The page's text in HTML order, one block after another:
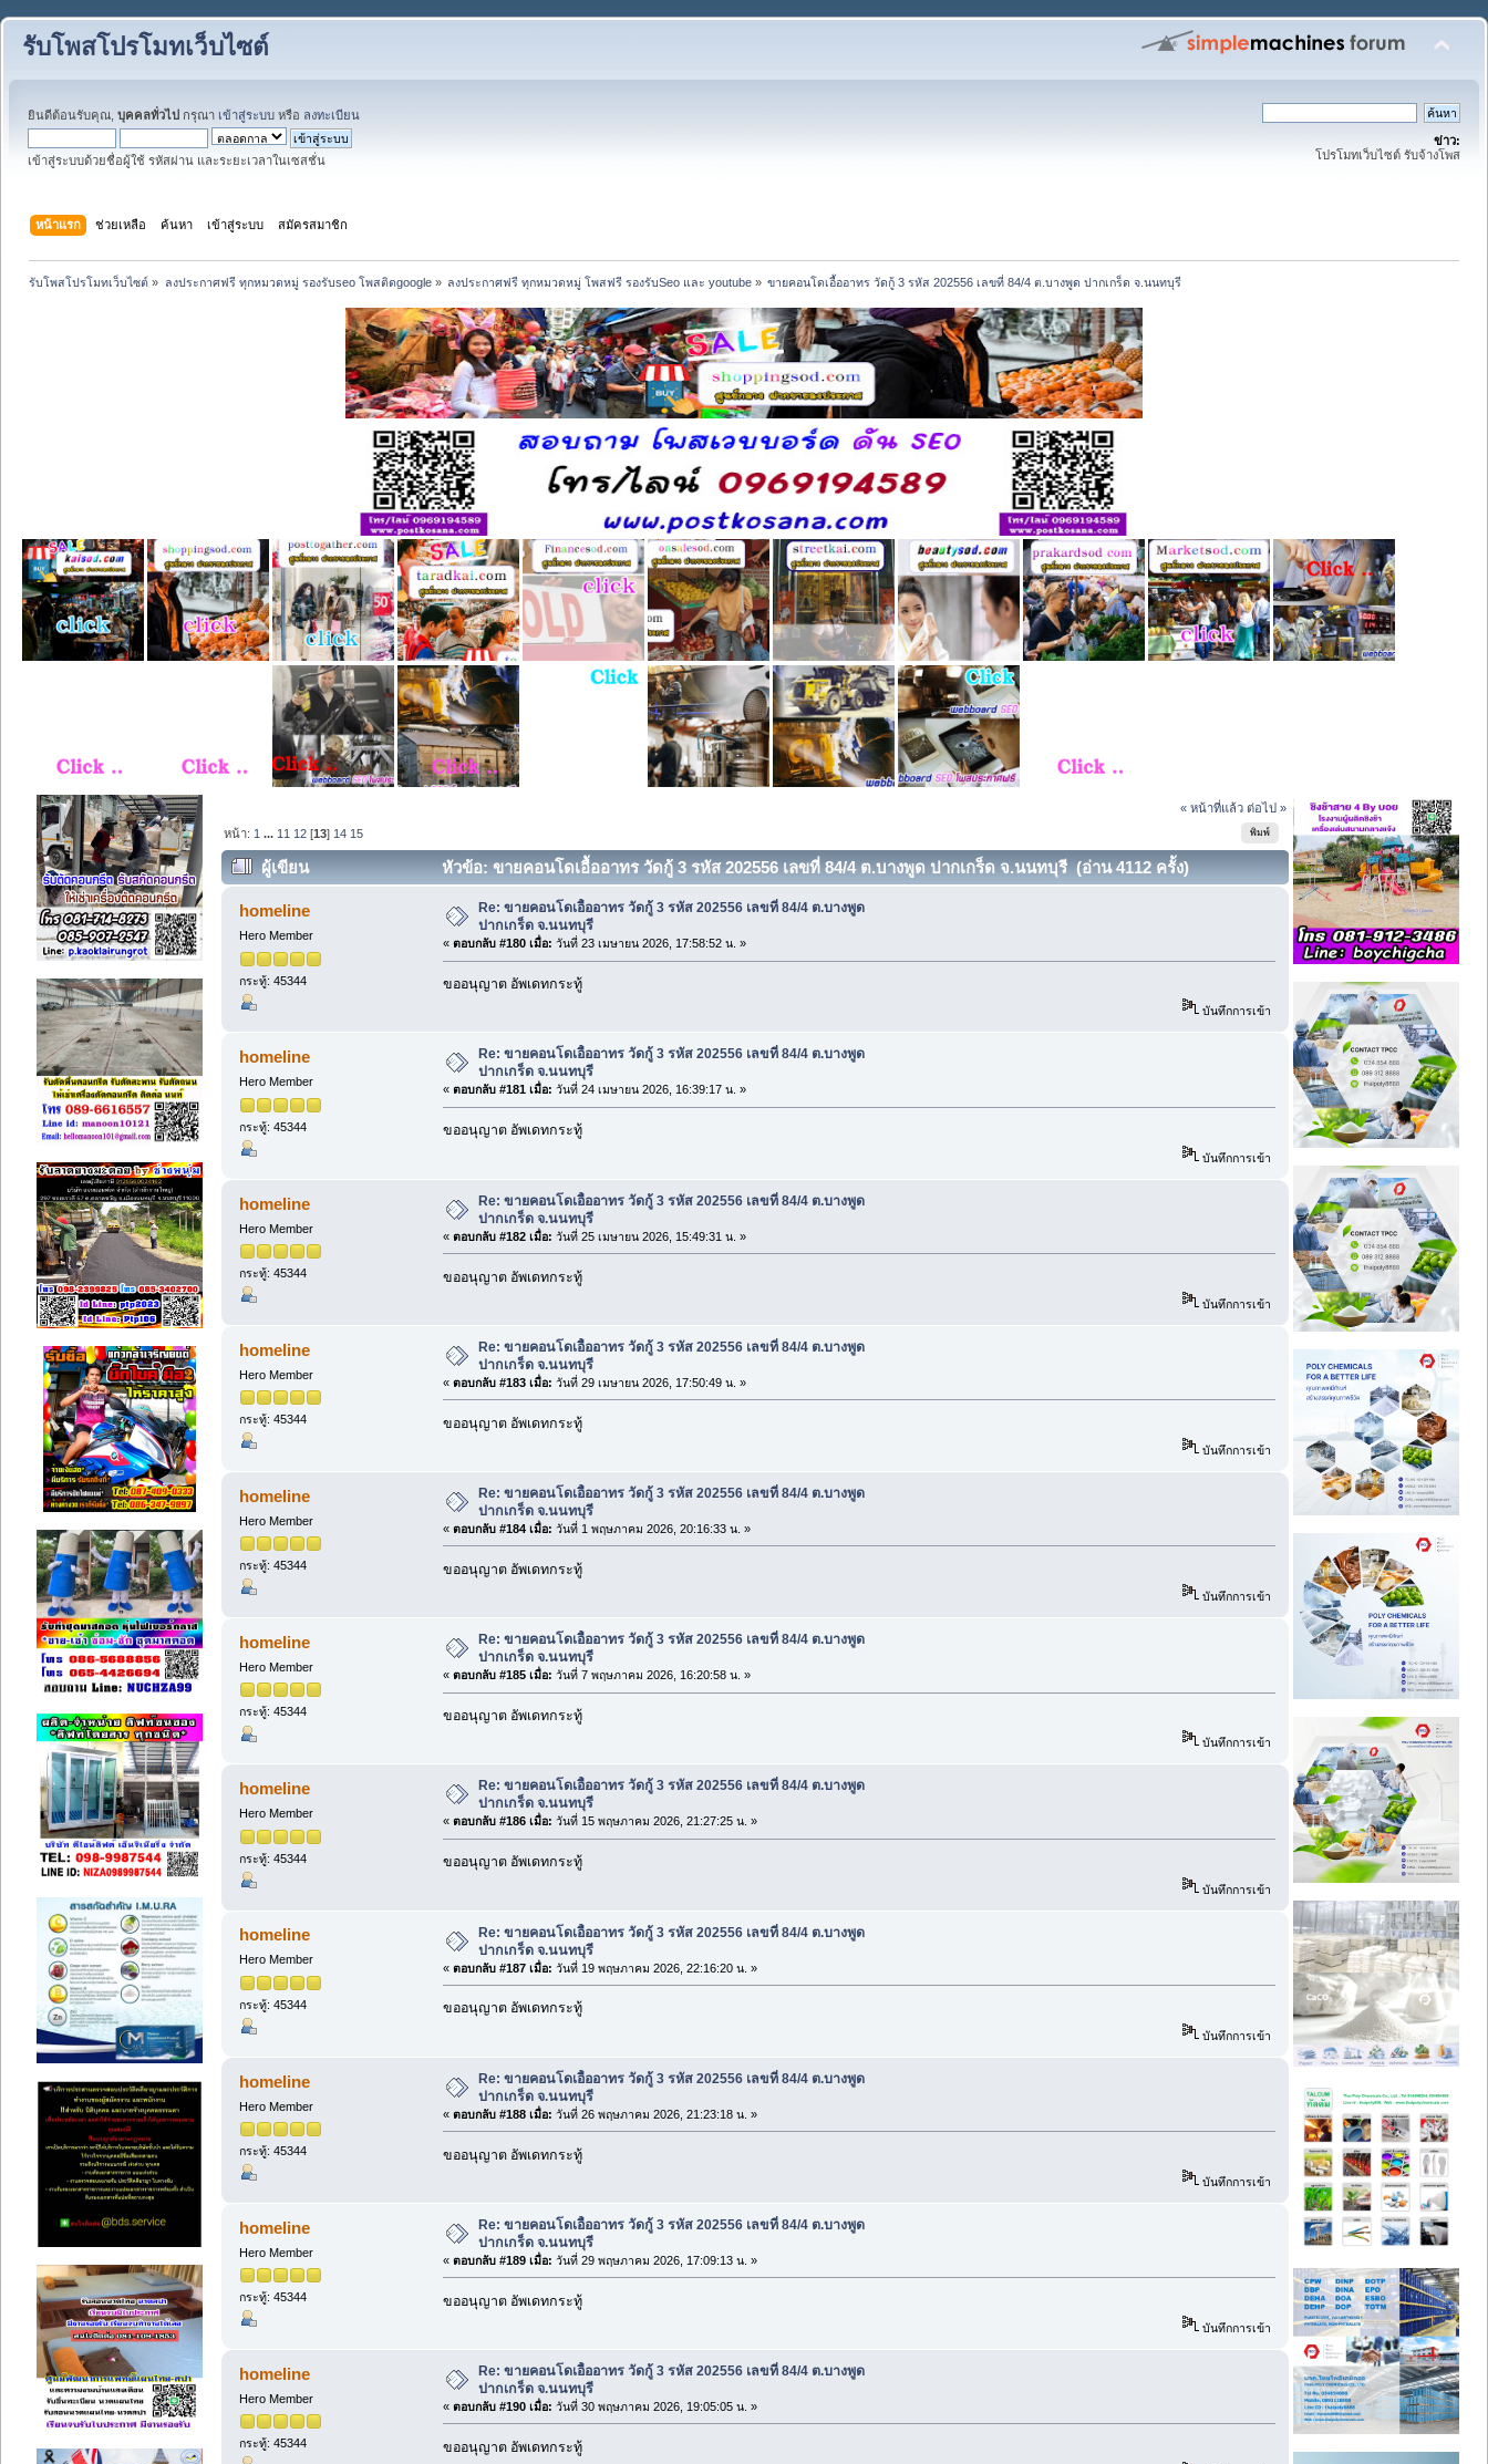
รับโพสโปรโมทเว็บไซต์
ยินดีต้อนรับคุณ, บุคคลทั่วไป กรุณา เข้าสู่ระบบ หรือ ลงทะเบียน
เข้าสู่ระบบด้วยชื่อผู้ใช้ รหัสผ่าน และระยะเวลาในเซสชั่น
ข่าว:
โปรโมทเว็บไซต์ รับจ้างโพส
หน้าแรก ช่วยเหลือ ค้นหา เข้าสู่ระบบ สมัครสมาชิก
รับโพสโปรโมทเว็บไซต์ » ลงประกาศฟรี ทุกหมวดหมู่ รองรับseo โพสติดgoogle» ลงประกาศฟรี ทุกหมวดหมู่ โพสฟรี รองรับSeo และ youtube» ขายคอนโดเอื้ออาทร วัดกู้ 3 รหัส 202556 เลขที่ 84/4 ต.บางพูด ปากเกร็ด จ.นนทบุรี
« หน้าที่แล้ว ต่อไป »
พิมพ์
หน้า: 1 ... 11 12 [13] 14 15
ผู้เขียน หัวข้อ: ขายคอนโดเอื้ออาทร วัดกู้ 3 รหัส 202556 เลขที่ 84/4 ต.บางพูด ปากเกร็ด จ.นนทบุรี (อ่าน 4112 ครั้ง)
homeline
Hero Member
กระทู้: 45344
Re: ขายคอนโดเอื้ออาทร วัดกู้ 3 รหัส 202556 เลขที่ 84/4 ต.บางพูด
ปากเกร็ด จ.นนทบุรี
« ตอบกลับ #180 เมื่อ: วันที่ 23 เมษายน 2026, 17:58:52 น. »
ขออนุญาต อัพเดทกระทู้
บันทึกการเข้า
homeline
Hero Member
กระทู้: 45344
Re: ขายคอนโดเอื้ออาทร วัดกู้ 3 รหัส 202556 เลขที่ 84/4 ต.บางพูด
ปากเกร็ด จ.นนทบุรี
« ตอบกลับ #181 เมื่อ: วันที่ 24 เมษายน 2026, 16:39:17 น. »
ขออนุญาต อัพเดทกระทู้
บันทึกการเข้า
homeline
Hero Member
กระทู้: 45344
Re: ขายคอนโดเอื้ออาทร วัดกู้ 3 รหัส 202556 เลขที่ 84/4 ต.บางพูด
ปากเกร็ด จ.นนทบุรี
« ตอบกลับ #182 เมื่อ: วันที่ 25 เมษายน 2026, 15:49:31 น. »
ขออนุญาต อัพเดทกระทู้
บันทึกการเข้า
homeline
Hero Member
กระทู้: 45344
Re: ขายคอนโดเอื้ออาทร วัดกู้ 3 รหัส 202556 เลขที่ 84/4 ต.บางพูด
ปากเกร็ด จ.นนทบุรี
« ตอบกลับ #183 เมื่อ: วันที่ 29 เมษายน 2026, 17:50:49 น. »
ขออนุญาต อัพเดทกระทู้
บันทึกการเข้า
homeline
Hero Member
กระทู้: 45344
Re: ขายคอนโดเอื้ออาทร วัดกู้ 3 รหัส 202556 เลขที่ 84/4 ต.บางพูด
ปากเกร็ด จ.นนทบุรี
« ตอบกลับ #184 เมื่อ: วันที่ 1 พฤษภาคม 2026, 20:16:33 น. »
ขออนุญาต อัพเดทกระทู้
บันทึกการเข้า
homeline
Hero Member
กระทู้: 45344
Re: ขายคอนโดเอื้ออาทร วัดกู้ 3 รหัส 202556 เลขที่ 84/4 ต.บางพูด
ปากเกร็ด จ.นนทบุรี
« ตอบกลับ #185 เมื่อ: วันที่ 7 พฤษภาคม 2026, 16:20:58 น. »
ขออนุญาต อัพเดทกระทู้
บันทึกการเข้า
homeline
Hero Member
กระทู้: 45344
Re: ขายคอนโดเอื้ออาทร วัดกู้ 3 รหัส 202556 เลขที่ 84/4 ต.บางพูด
ปากเกร็ด จ.นนทบุรี
« ตอบกลับ #186 เมื่อ: วันที่ 15 พฤษภาคม 2026, 21:27:25 น. »
ขออนุญาต อัพเดทกระทู้
บันทึกการเข้า
homeline
Hero Member
กระทู้: 45344
Re: ขายคอนโดเอื้ออาทร วัดกู้ 3 รหัส 202556 เลขที่ 84/4 ต.บางพูด
ปากเกร็ด จ.นนทบุรี
« ตอบกลับ #187 เมื่อ: วันที่ 19 พฤษภาคม 2026, 22:16:20 น. »
ขออนุญาต อัพเดทกระทู้
บันทึกการเข้า
homeline
Hero Member
กระทู้: 45344
Re: ขายคอนโดเอื้ออาทร วัดกู้ 3 รหัส 202556 เลขที่ 84/4 ต.บางพูด
ปากเกร็ด จ.นนทบุรี
« ตอบกลับ #188 เมื่อ: วันที่ 26 พฤษภาคม 2026, 21:23:18 น. »
ขออนุญาต อัพเดทกระทู้
บันทึกการเข้า
homeline
Hero Member
กระทู้: 45344
Re: ขายคอนโดเอื้ออาทร วัดกู้ 3 รหัส 202556 เลขที่ 84/4 ต.บางพูด
ปากเกร็ด จ.นนทบุรี
« ตอบกลับ #189 เมื่อ: วันที่ 29 พฤษภาคม 2026, 17:09:13 น. »
ขออนุญาต อัพเดทกระทู้
บันทึกการเข้า
homeline
Hero Member
กระทู้: 45344
Re: ขายคอนโดเอื้ออาทร วัดกู้ 3 รหัส 202556 เลขที่ 84/4 ต.บางพูด
ปากเกร็ด จ.นนทบุรี
« ตอบกลับ #190 เมื่อ: วันที่ 30 พฤษภาคม 2026, 19:05:05 น. »
ขออนุญาต อัพเดทกระทู้